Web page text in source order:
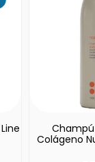
Colágeno